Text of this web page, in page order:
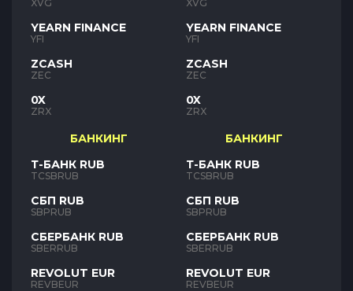
XVG
YEARN FINANCE
YFI
ZCASH
ZEC
0X
ZRX
БАНКИНГ
Т-БАНК RUB
TCSBRUB
СБП RUB
SBPRUB
СБЕРБАНК RUB
SBERRUB
REVOLUT EUR
REVBEUR
XVG
YEARN FINANCE
YFI
ZCASH
ZEC
0X
ZRX
БАНКИНГ
Т-БАНК RUB
TCSBRUB
СБП RUB
SBPRUB
СБЕРБАНК RUB
SBERRUB
REVOLUT EUR
REVBEUR